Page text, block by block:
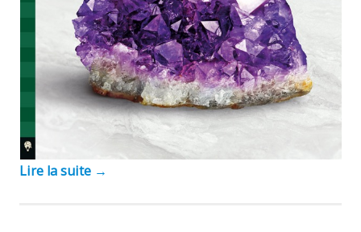
Lire la suite →